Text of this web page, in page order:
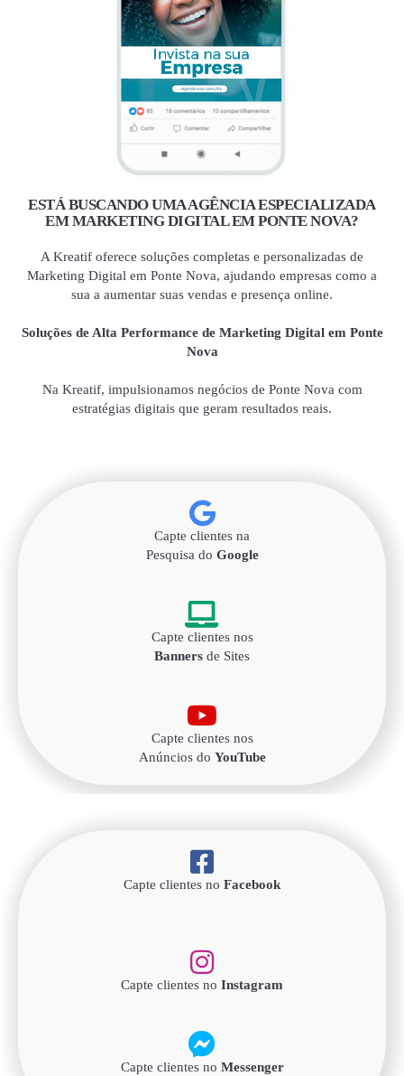
ESTÁ BUSCANDO UMA AGÊNCIA ESPECIALIZADA
EM MARKETING DIGITAL EM PONTE NOVA?
A Kreatif oferece soluções completas e personalizadas de
Marketing Digital em Ponte Nova, ajudando empresas como a
sua a aumentar suas vendas e presença online.
Soluções de Alta Performance de Marketing Digital em Ponte
Nova
Na Kreatif, impulsionamos negócios de Ponte Nova com
estratégias digitais que geram resultados reais.
Capte clientes na
Pesquisa do Google
Capte clientes nos
Banners de Sites
Capte clientes nos
Anúncios do YouTube
Capte clientes no Facebook
Capte clientes no Instagram
Capte clientes no Messenger